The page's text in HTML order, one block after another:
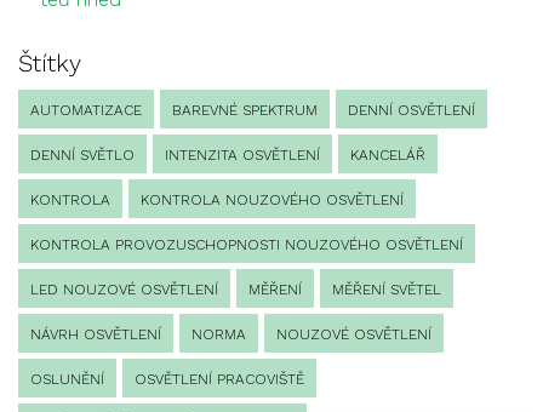
Štítky
AUTOMATIZACE BAREVNÉ SPEKTRUM DENNÍ OSVĚTLENÍ
DENNÍ SVĚTLO INTENZITA OSVĚTLENÍ KANCELÁŘ
KONTROLA KONTROLA NOUZOVÉHO OSVĚTLENÍ
KONTROLA PROVOZUSCHOPNOSTI NOUZOVÉHO OSVĚTLENÍ
LED NOUZOVÉ OSVĚTLENÍ MĚŘENÍ MĚŘENÍ SVĚTEL
NÁVRH OSVĚTLENÍ NORMA NOUZOVÉ OSVĚTLENÍ
OSLUNĚNÍ OSVĚTLENÍ PRACOVIŠTĚ